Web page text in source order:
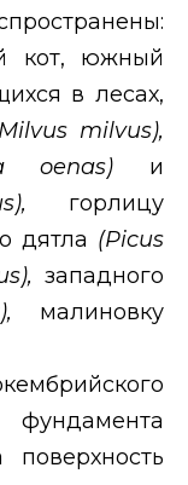
кот, южный
в лесах,
milvus),
oenas) и
), горлицу
дятла (Picus
), западного
), малиновку